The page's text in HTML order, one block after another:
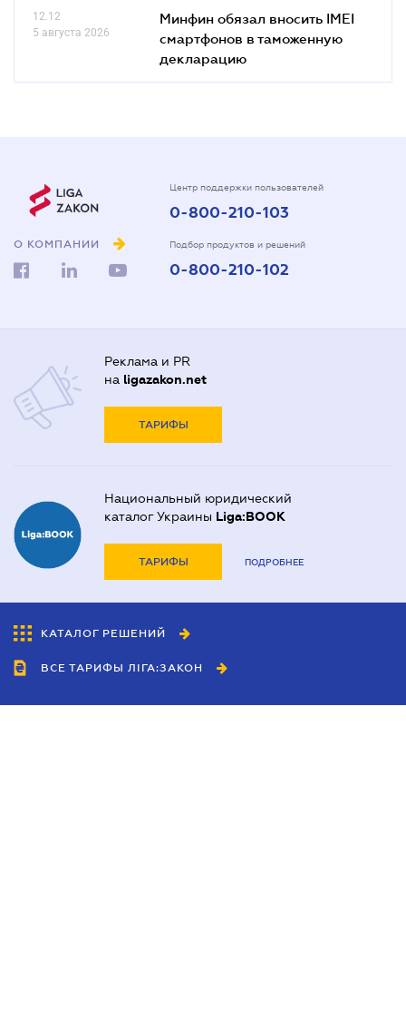
12.12
5 августа 2026
Минфин обязал вносить IMEI
смартфонов в таможенную
декларацию
О КОМПАНИИ
Центр поддержки пользователей
0-800-210-103
Подбор продуктов и решений
0-800-210-102
Реклама и PR
на ligazakon.net
ТАРИФЫ
Национальный юридический
каталог Украины Liga:BOOK
ТАРИФЫ ПОДРОБНЕЕ
КАТАЛОГ РЕШЕНИЙ
ВСЕ ТАРИФЫ ЛІГА:ЗАКОН